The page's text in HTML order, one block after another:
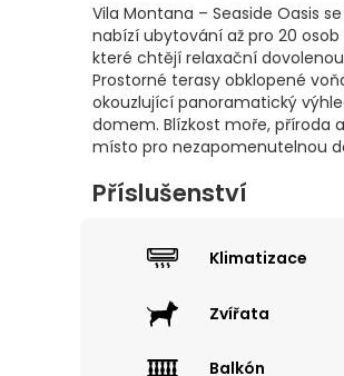
Vila Montana – Seaside Oasis
nabízí ubytování až pro 20
které chtějí relaxační
Prostorné terasy obklopené
okouzlující panoramatický
domem. Blízkost moře, příroda
místo pro nezapomenutelnou
Příslušenství
Klimatizace
Zvířata
Balkón